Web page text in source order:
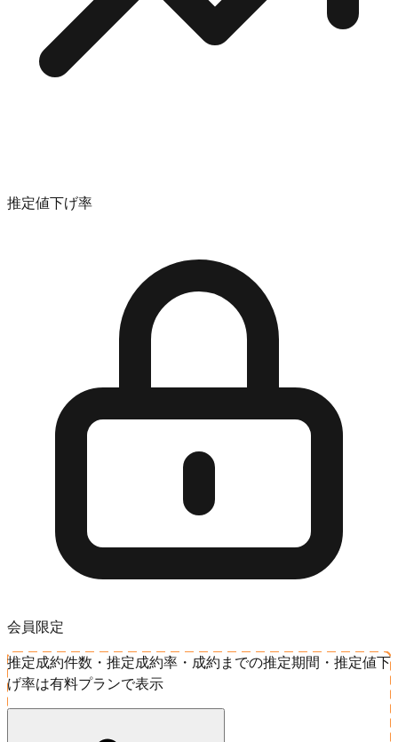
推定値下げ率
会員限定
推定成約件数・推定成約率・成約までの推定期間・推定値下
げ率は有料プランで表示